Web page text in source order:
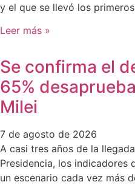
y el que se llevó los primeros
Leer más »
Se confirma el
65%
Milei
7 de agosto de 2026
A casi tres años de la
Presidencia, los indicadores
un escenario cada vez más